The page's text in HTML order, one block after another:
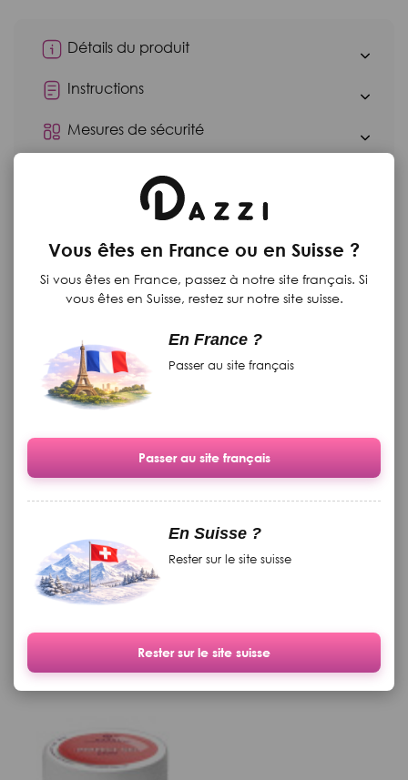
Vous êtes en France ou en Suisse ?
Si vous êtes en France, passez à notre site français. Si
vous êtes en Suisse, restez sur notre site suisse.
En France ?
Passer au site français
Passer au site français
En Suisse ?
Rester sur le site suisse
Rester sur le site suisse
Détails du produit
Instructions
Mesures de sécurité
Produits complementaires
Cuticule "Foto Finish" aroma
d'orange, cannelle et de la
vanille, avec du beurre de
karité de cacao, 15 g
Disponible
19.90 CHF
Grand livre de théorie
imprimé
369.00 CHF